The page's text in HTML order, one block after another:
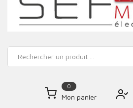
0
Mon panier